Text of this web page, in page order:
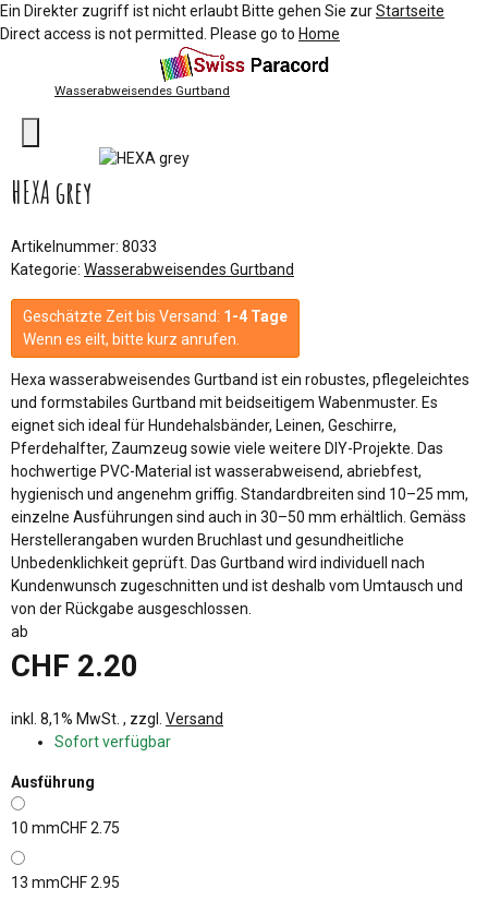
Ein Direkter zugriff ist nicht erlaubt Bitte gehen Sie zurStartseite
Direct access is not permitted. Please go to Home
Wasserabweisendes Gurtband
HEXA grey
Artikelnummer: 8033
Kategorie: Wasserabweisendes Gurtband
Geschätzte Zeit bis Versand: 1-4 Tage
Wenn es eilt, bitte kurz anrufen.
Hexa wasserabweisendes Gurtband ist ein robustes, pflegeleichtes
und formstabiles Gurtband mit beidseitigem Wabenmuster. Es
eignet sich ideal für Hundehalsbänder, Leinen, Geschirre,
Pferdehalfter, Zaumzeug sowie viele weitere DIY-Projekte. Das
hochwertige PVC-Material ist wasserabweisend, abriebfest,
hygienisch und angenehm griffig. Standardbreiten sind 10–25 mm,
einzelne Ausführungen sind auch in 30–50 mm erhältlich. Gemäss
Herstellerangaben wurden Bruchlast und gesundheitliche
Unbedenklichkeit geprüft. Das Gurtband wird individuell nach
Kundenwunsch zugeschnitten und ist deshalb vom Umtausch und
von der Rückgabe ausgeschlossen.
ab
CHF 2.20
inkl. 8,1% MwSt. , zzgl. Versand
Sofort verfügbar
Ausführung
10 mmCHF 2.75
13 mmCHF 2.95